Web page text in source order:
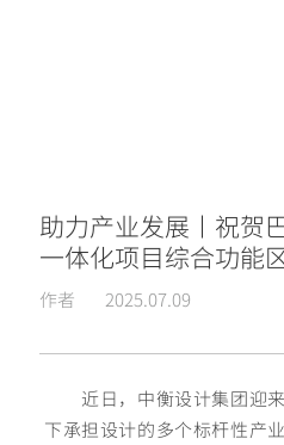
助力产业发展丨祝贺
一体化项目综合功能
作者 2025.07.09
近日，中衡设计集团迎来
下承担设计的多个标杆性产